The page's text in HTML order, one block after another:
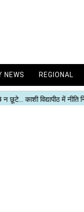
NEWS REGIONAL